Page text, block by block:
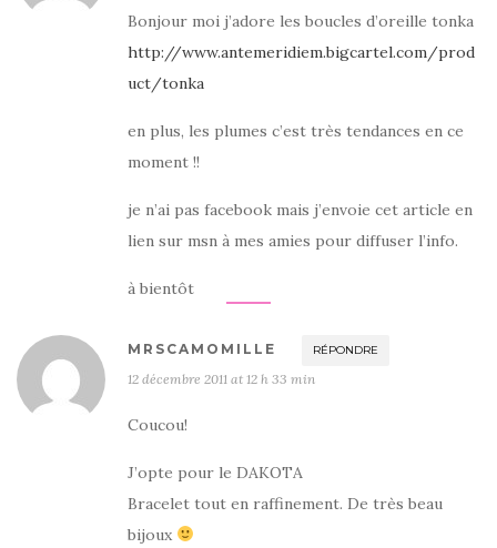
Bonjour moi j’adore les boucles d’oreille tonka
http://www.antemeridiem.bigcartel.com/prod
uct/tonka
en plus, les plumes c’est très tendances en ce
moment !!
je n’ai pas facebook mais j’envoie cet article en
lien sur msn à mes amies pour diffuser l’info.
à bientôt
MRSCAMOMILLE RÉPONDRE
12 décembre 2011 at 12 h 33 min
Coucou!
J’opte pour le DAKOTA
Bracelet tout en raffinement. De très beau
bijoux